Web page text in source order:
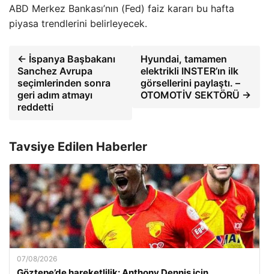
ABD Merkez Bankası’nın (Fed) faiz kararı bu hafta
piyasa trendlerini belirleyecek.
← İspanya Başbakanı
Sanchez Avrupa
seçimlerinden sonra
geri adım atmayı
reddetti
Hyundai, tamamen
elektrikli INSTER’ın ilk
görsellerini paylaştı. –
OTOMOTİV SEKTÖRÜ →
Tavsiye Edilen Haberler
07/08/2026